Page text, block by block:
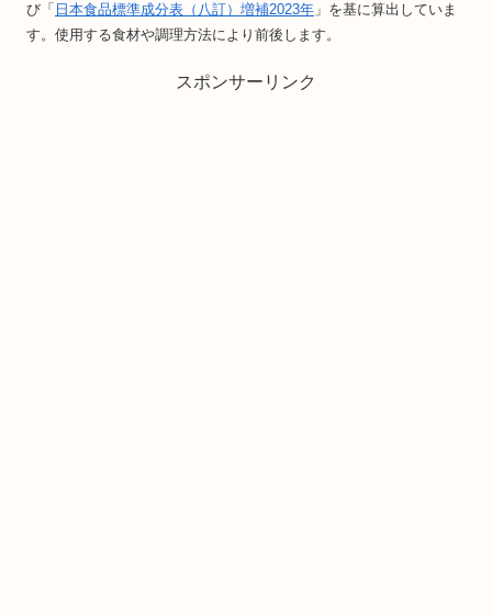
び「 日本食品標準成分表（八訂）増補2023年 」を基に算出していま
す。使用する食材や調理方法により前後します。
スポンサーリンク